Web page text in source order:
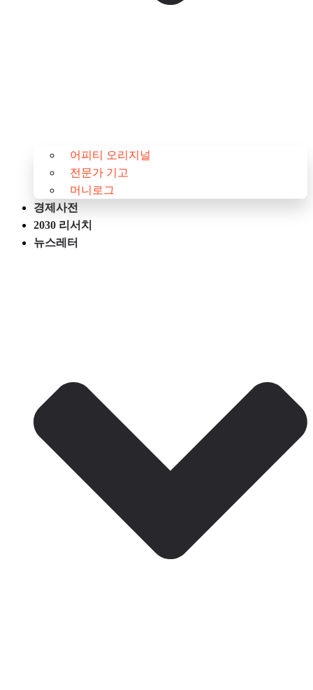
어피티 오리지널
전문가 기고
머니로그
경제사전
2030 리서치
뉴스레터